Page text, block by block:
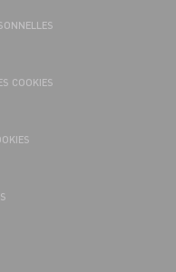
COOKIES